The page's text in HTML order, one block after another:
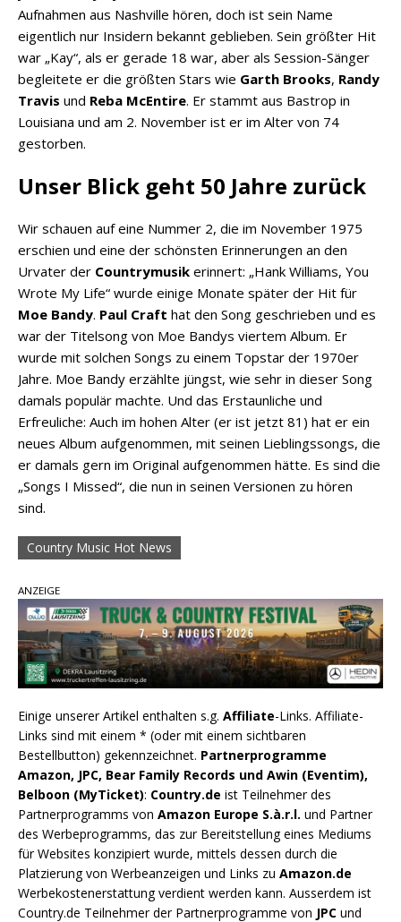
Aufnahmen aus Nashville hören, doch ist sein Name
eigentlich nur Insidern bekannt geblieben. Sein größter Hit
war „Kay“, als er gerade 18 war, aber als Session-Sänger
begleitete er die größten Stars wie Garth Brooks, Randy
Travis und Reba McEntire. Er stammt aus Bastrop in
Louisiana und am 2. November ist er im Alter von 74
gestorben.
Unser Blick geht 50 Jahre zurück
Wir schauen auf eine Nummer 2, die im November 1975
erschien und eine der schönsten Erinnerungen an den
Urvater der Countrymusik erinnert: „Hank Williams, You
Wrote My Life“ wurde einige Monate später der Hit für
Moe Bandy. Paul Craft hat den Song geschrieben und es
war der Titelsong von Moe Bandys viertem Album. Er
wurde mit solchen Songs zu einem Topstar der 1970er
Jahre. Moe Bandy erzählte jüngst, wie sehr in dieser Song
damals populär machte. Und das Erstaunliche und
Erfreuliche: Auch im hohen Alter (er ist jetzt 81) hat er ein
neues Album aufgenommen, mit seinen Lieblingssongs, die
er damals gern im Original aufgenommen hätte. Es sind die
„Songs I Missed“, die nun in seinen Versionen zu hören
sind.
Country Music Hot News
ANZEIGE
Einige unserer Artikel enthalten s.g. Affiliate-Links. Affiliate-
Links sind mit einem * (oder mit einem sichtbaren
Bestellbutton) gekennzeichnet. Partnerprogramme
Amazon, JPC, Bear Family Records und Awin (Eventim),
Belboon (MyTicket): Country.de ist Teilnehmer des
Partnerprogramms von Amazon Europe S.à.r.l. und Partner
des Werbeprogramms, das zur Bereitstellung eines Mediums
für Websites konzipiert wurde, mittels dessen durch die
Platzierung von Werbeanzeigen und Links zu Amazon.de
Werbekostenerstattung verdient werden kann. Ausserdem ist
Country.de Teilnehmer der Partnerprogramme von JPC und